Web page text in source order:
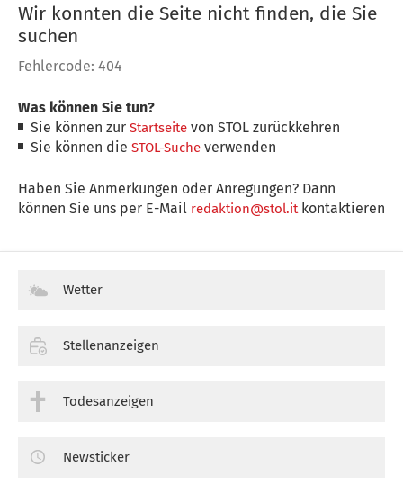
Wir konnten die Seite nicht finden, die Sie
suchen
Fehlercode: 404
Was können Sie tun?
Sie können zurStartseite von STOL zurückkehren
Sie können dieSTOL-Suche verwenden
Haben Sie Anmerkungen oder Anregungen? Dann
können Sie uns per E-Mail redaktion@stol.itkontaktieren
Wetter
Stellenanzeigen
Todesanzeigen
Newsticker